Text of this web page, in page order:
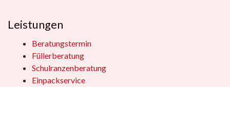
Leistungen
Beratungstermin
Füllerberatung
Schulranzenberatung
Einpackservice